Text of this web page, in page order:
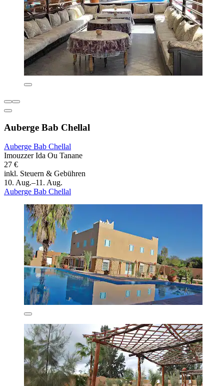
Auberge Bab Chellal
Auberge Bab Chellal
Imouzzer Ida Ou Tanane
27 €
inkl. Steuern & Gebühren
10. Aug.–11. Aug.
Auberge Bab Chellal